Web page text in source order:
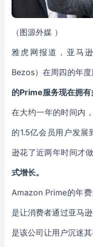
（图源外媒 ）
雅虎网报道，亚马
Bezos）在周四的年度
的Prime服务现在拥
在大约一年的时间内
的1.5亿会员用户发展
逊花了近两年时间才做
式增长。
Amazon Prime的年
是让消费者通过亚马
是该公司让用户沉迷